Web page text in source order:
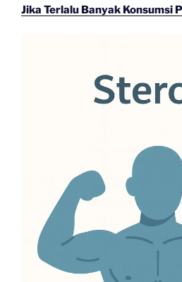
Jika Terlalu Banyak Konsumsi